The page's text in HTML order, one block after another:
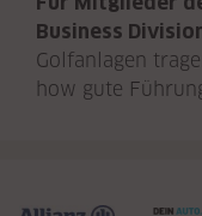
Business
Golfanlagen
how gute